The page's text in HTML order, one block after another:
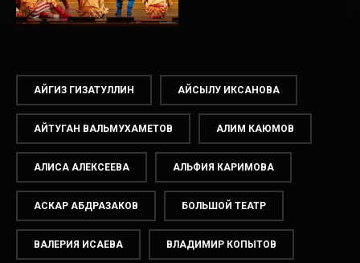
АЙГИЗ ГИЗАТУЛЛИН АЙСЫЛУ ИКСАНОВА
АЙТУГАН ВАЛЬМУХАМЕТОВ АЛИМ КАЮМОВ
АЛИСА АЛЕКСЕЕВА АЛЬФИЯ КАРИМОВА
АСКАР АБДРАЗАКОВ БОЛЬШОЙ ТЕАТР
ВАЛЕРИЯ ИСАЕВА ВЛАДИМИР КОПЫТОВ